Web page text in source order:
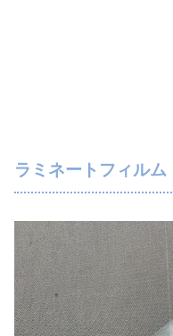
ラミネートフィルム